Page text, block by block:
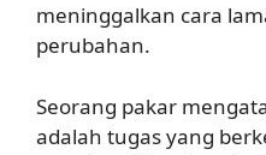
meninggalkan cara
perubahan.
Seorang pakar
adalah tugas yang